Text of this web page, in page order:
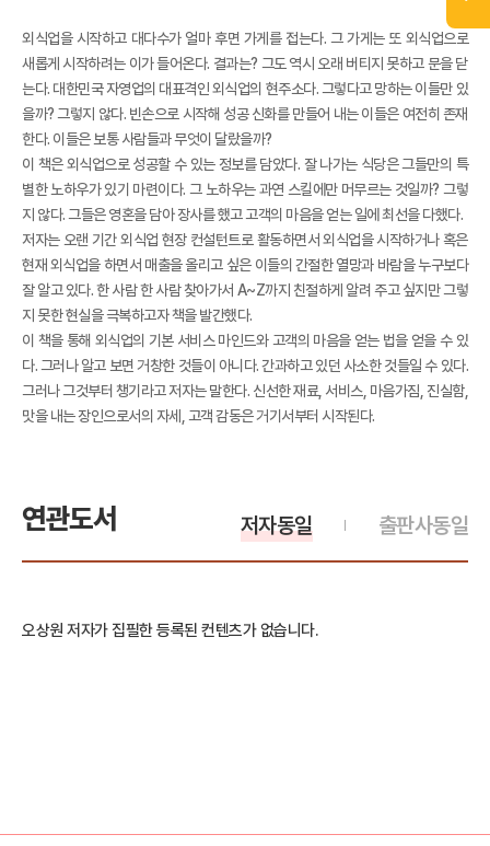
외식업을 시작하고 대다수가 얼마 후면 가게를 접는다. 그 가게는 또 외식업으로
새롭게 시작하려는 이가 들어온다. 결과는? 그도 역시 오래 버티지 못하고 문을 닫
는다. 대한민국 자영업의 대표격인 외식업의 현주소다. 그렇다고 망하는 이들만 있
을까? 그렇지 않다. 빈손으로 시작해 성공 신화를 만들어 내는 이들은 여전히 존재
한다. 이들은 보통 사람들과 무엇이 달랐을까?
이 책은 외식업으로 성공할 수 있는 정보를 담았다. 잘 나가는 식당은 그들만의 특
별한 노하우가 있기 마련이다. 그 노하우는 과연 스킬에만 머무르는 것일까? 그렇
지 않다. 그들은 영혼을 담아 장사를 했고 고객의 마음을 얻는 일에 최선을 다했다.
저자는 오랜 기간 외식업 현장 컨설턴트로 활동하면서 외식업을 시작하거나 혹은
현재 외식업을 하면서 매출을 올리고 싶은 이들의 간절한 열망과 바람을 누구보다
잘 알고 있다. 한 사람 한 사람 찾아가서 A~Z까지 친절하게 알려 주고 싶지만 그렇
지 못한 현실을 극복하고자 책을 발간했다.
이 책을 통해 외식업의 기본 서비스 마인드와 고객의 마음을 얻는 법을 얻을 수 있
다. 그러나 알고 보면 거창한 것들이 아니다. 간과하고 있던 사소한 것들일 수 있다.
그러나 그것부터 챙기라고 저자는 말한다. 신선한 재료, 서비스, 마음가짐, 진실함,
맛을 내는 장인으로서의 자세, 고객 감동은 거기서부터 시작된다.
연관도서 출판사동일
저자동일
오상원 저자가 집필한 등록된 컨텐츠가 없습니다.